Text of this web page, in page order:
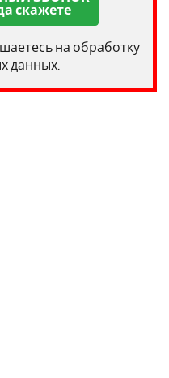
скажете
на обработку
данных.